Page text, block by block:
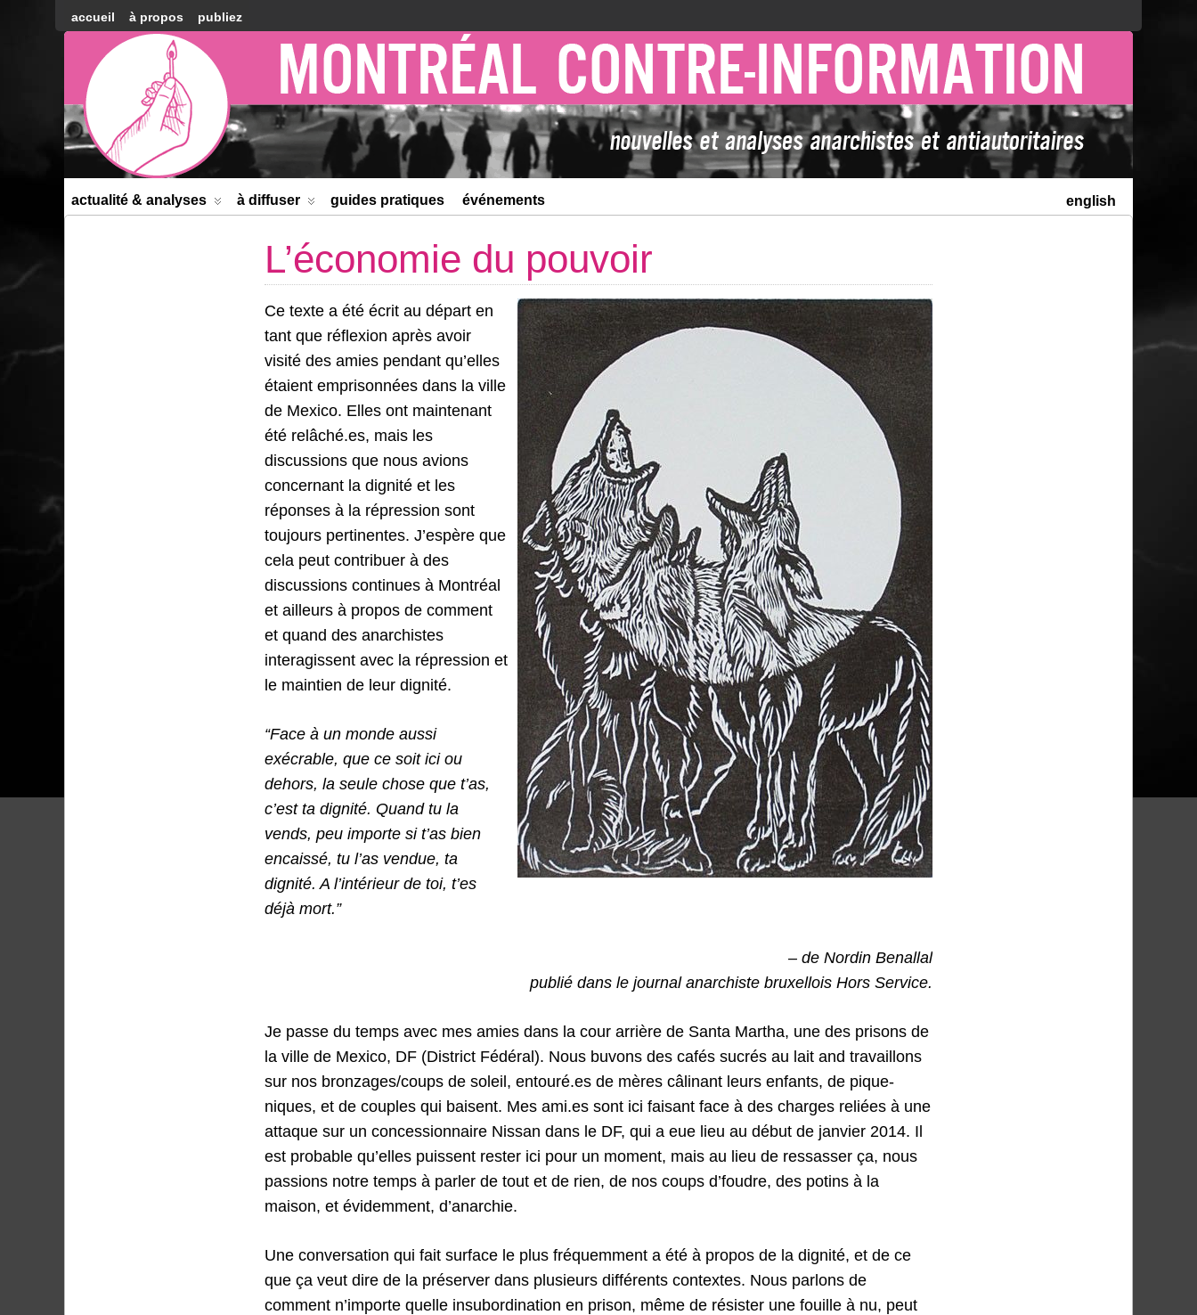
accueil à propos publiez
Montréal
Counter-
information
english
actualité & analyses à diffuser guides pratiques événements
L’économie du pouvoir
Ce texte a été écrit au départ en
tant que réflexion après avoir
visité des amies pendant qu’elles
étaient emprisonnées dans la ville
de Mexico. Elles ont maintenant
été relâché.es, mais les
discussions que nous avions
concernant la dignité et les
réponses à la répression sont
toujours pertinentes. J’espère que
cela peut contribuer à des
discussions continues à Montréal
et ailleurs à propos de comment
et quand des anarchistes
interagissent avec la répression et
le maintien de leur dignité.
“Face à un monde aussi
exécrable, que ce soit ici ou
dehors, la seule chose que t’as,
c’est ta dignité. Quand tu la
vends, peu importe si t’as bien
encaissé, tu l’as vendue, ta
dignité. A l’intérieur de toi, t’es
déjà mort.”
– de Nordin Benallal
publié dans le journal anarchiste bruxellois Hors Service.
Je passe du temps avec mes amies dans la cour arrière de Santa Martha, une des prisons de
la ville de Mexico, DF (District Fédéral). Nous buvons des cafés sucrés au lait and travaillons
sur nos bronzages/coups de soleil, entouré.es de mères câlinant leurs enfants, de pique-
niques, et de couples qui baisent. Mes ami.es sont ici faisant face à des charges reliées à une
attaque sur un concessionnaire Nissan dans le DF, qui a eue lieu au début de janvier 2014. Il
est probable qu’elles puissent rester ici pour un moment, mais au lieu de ressasser ça, nous
passions notre temps à parler de tout et de rien, de nos coups d’foudre, des potins à la
maison, et évidemment, d’anarchie.
Une conversation qui fait surface le plus fréquemment a été à propos de la dignité, et de ce
que ça veut dire de la préserver dans plusieurs différents contextes. Nous parlons de
comment n’importe quelle insubordination en prison, même de résister une fouille à nu, peut